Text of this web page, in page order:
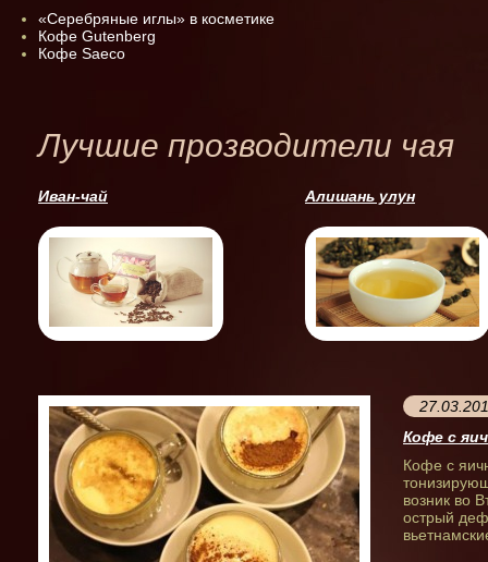
«Серебряные иглы» в косметике
Кофе Gutenberg
Кофе Saeco
Лучшие прозводители чая
Иван-чай Алишань улун
Кофе с
Кофе с
возник во
острый